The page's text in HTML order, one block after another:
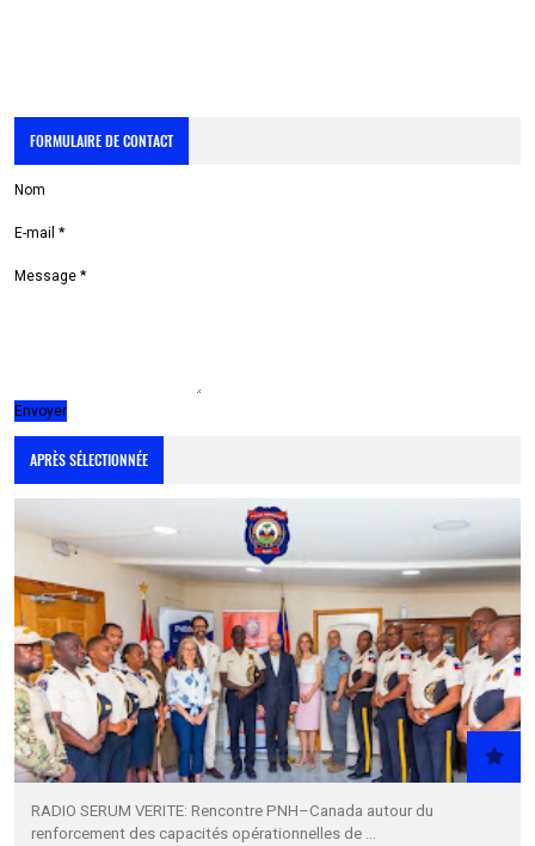
FORMULAIRE DE CONTACT
Nom
E-mail *
Message *
APRÈS SÉLECTIONNÉE
RADIO SERUM VERITE: Rencontre PNH–Canada autour du
renforcement des capacités opérationnelles de …